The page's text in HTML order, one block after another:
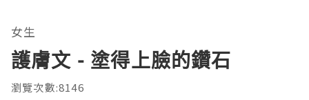
女生
護膚文 - 塗得上臉的鑽石
瀏覽次數:8146